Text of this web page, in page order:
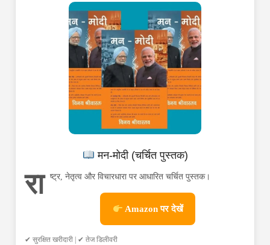
मन-मोदी (चर्चित पुस्तक)
रा ष्ट्र, नेतृत्व और विचारधारा पर आधारित चर्चित पुस्तक।
Amazon पर देखें
✔ सुरक्षित खरीदारी | ✔ तेज डिलीवरी